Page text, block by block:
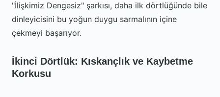
"İlişkimiz Dengesiz" şarkısı, daha ilk dörtlüğünde bile
dinleyicisini bu yoğun duygu sarmalının içine
çekmeyi başarıyor.
İkinci Dörtlük: Kıskançlık ve Kaybetme
Korkusu